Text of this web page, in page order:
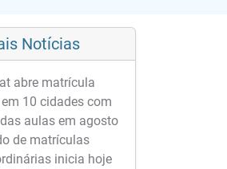
Notícias
abre matrícula
10 cidades com
aulas em agosto
de matrículas
inicia hoje